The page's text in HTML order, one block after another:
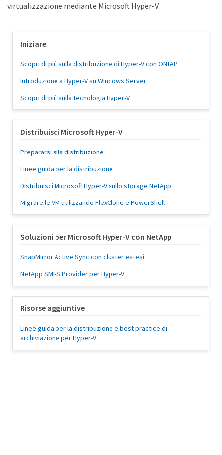
virtualizzazione mediante Microsoft Hyper-V.
Iniziare
Scopri di più sulla distribuzione di Hyper-V con ONTAP
Introduzione a Hyper-V su Windows Server
Scopri di più sulla tecnologia Hyper-V
Distribuisci Microsoft Hyper-V
Prepararsi alla distribuzione
Linee guida per la distribuzione
Distribuisci Microsoft Hyper-V sullo storage NetApp
Migrare le VM utilizzando FlexClone e PowerShell
Soluzioni per Microsoft Hyper-V con NetApp
SnapMirror Active Sync con cluster estesi
NetApp SMI-S Provider per Hyper-V
Risorse aggiuntive
Linee guida per la distribuzione e best practice di
archiviazione per Hyper-V